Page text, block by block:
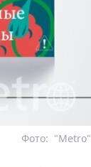
"Metro"
Фото: